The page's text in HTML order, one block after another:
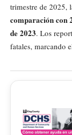
trimestre de 2025,
comparación con
de 2023. Los
fatales, marcando